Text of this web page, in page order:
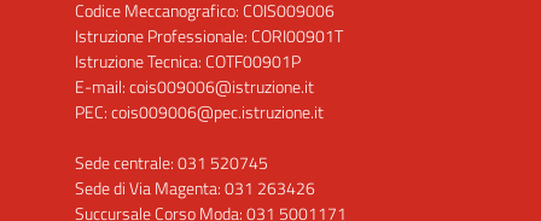
Codice Meccanografico: COIS009006
Istruzione Professionale: CORI00901T
Istruzione Tecnica: COTF00901P
E-mail: cois009006@istruzione.it
PEC: cois009006@pec.istruzione.it
Sede centrale: 031 520745
Sede di Via Magenta: 031 263426
Succursale Corso Moda: 031 5001171